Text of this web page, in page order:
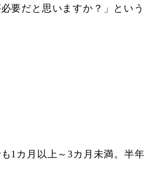
要だと思いますか？」という
1カ月以上～3カ月未満。半年